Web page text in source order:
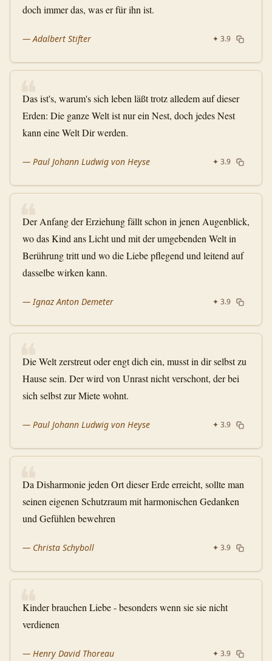
doch immer das, was er für ihn ist.
—Adalbert Stifter ✦ 3.9
❝
Das ist's, warum's sich leben läßt trotz alledem auf dieser
Erden: Die ganze Welt ist nur ein Nest, doch jedes Nest
kann eine Welt Dir werden.
— Paul Johann Ludwig von Heyse ✦ 3.9
❝
Der Anfang der Erziehung fällt schon in jenen Augenblick,
wo das Kind ans Licht und mit der umgebenden Welt in
Berührung tritt und wo die Liebe pflegend und leitend auf
dasselbe wirken kann.
—Ignaz Anton Demeter ✦ 3.9
❝
Die Welt zerstreut oder engt dich ein, musst in dir selbst zu
Hause sein. Der wird von Unrast nicht verschont, der bei
sich selbst zur Miete wohnt.
— Paul Johann Ludwig von Heyse ✦ 3.9
❝
Da Disharmonie jeden Ort dieser Erde erreicht, sollte man
seinen eigenen Schutzraum mit harmonischen Gedanken
und Gefühlen bewehren
— Christa Schyboll ✦ 3.9
❝
Kinder brauchen Liebe - besonders wenn sie sie nicht
verdienen
— Henry David Thoreau ✦ 3.9